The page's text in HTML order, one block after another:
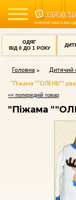
ІНТЕРНЕТ-МАГАЗИН
ОДЯГ
ВІД 0 ДО 1 РОКУ
Головна Дитячий
"Піжама ""ОЛЕНЬ""
<< попередній товар
"Піжама